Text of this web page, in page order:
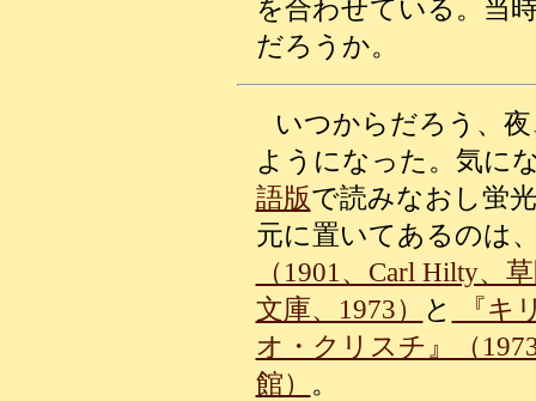
を合わせている。当
だろうか。
いつからだろう 、
ようになった。気に
語版で読みなおし蛍
元に置いてあるのは
（1901、Carl Hilty、
文庫、1973）
と
『キ
オ・クリスチ』（
館） 。